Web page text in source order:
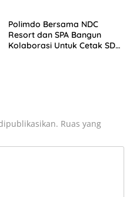
Polimdo Bersama NDC
Resort dan SPA Bangun
Kolaborasi Untuk Cetak SDM
Ruas yang